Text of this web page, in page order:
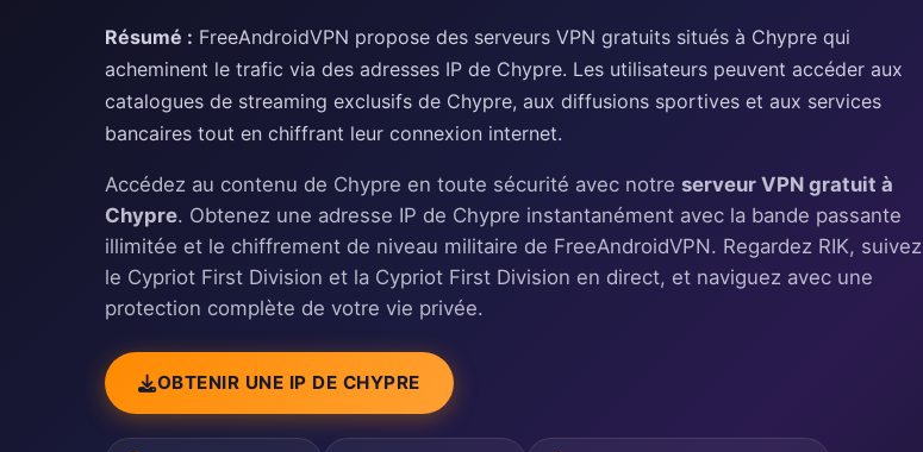
Résumé : FreeAndroidVPN propose des serveurs VPN gratuits situés à Chypre qui
acheminent le trafic via des adresses IP de Chypre. Les utilisateurs peuvent accéder aux
catalogues de streaming exclusifs de Chypre, aux diffusions sportives et aux services
bancaires tout en chiffrant leur connexion internet.
Accédez au contenu de Chypre en toute sécurité avec notre serveur VPN gratuit à
Chypre. Obtenez une adresse IP de Chypre instantanément avec la bande passante
illimitée et le chiffrement de niveau militaire de FreeAndroidVPN. Regardez RIK, suivez
le Cypriot First Division et la Cypriot First Division en direct, et naviguez avec une
protection complète de votre vie privée.
OBTENIR UNE IP DE CHYPRE